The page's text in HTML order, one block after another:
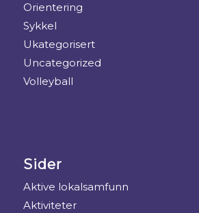
Orientering
Sykkel
Ukategorisert
Uncategorized
Volleyball
Sider
Aktive lokalsamfunn
Aktiviteter